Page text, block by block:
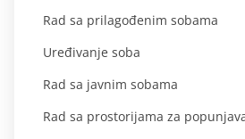
Rad sa prilagođenim sobama
Uređivanje soba
Rad sa javnim sobama
Rad sa prostorijama za